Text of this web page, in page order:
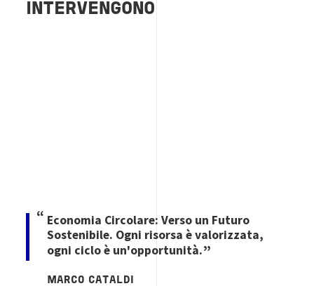
INTERVENGONO
Economia Circolare: Verso un Futuro
Sostenibile. Ogni risorsa è valorizzata,
ogni ciclo è un'opportunità.
MARCO CATALDI